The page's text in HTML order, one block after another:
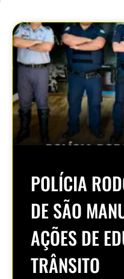
POLÍCIA
DE SÃO
AÇÕES DE
TRÂNSITO